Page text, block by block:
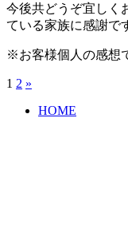
今後共どうぞ宜しく
ている家族に感謝で
※お客様個人の感想
1 2 »
HOME